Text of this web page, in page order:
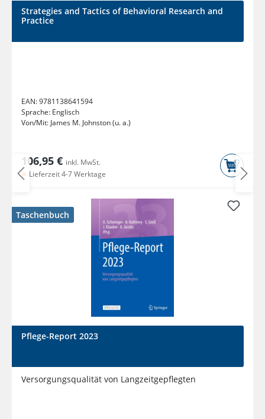
Strategies and Tactics of Behavioral Research and
Practice
EAN:9781138641594
Sprache: Englisch
Von/Mit: James M. Johnston (u. a.)
106,95 € inkl. MwSt.
Lieferzeit 4-7 Werktage
Taschenbuch
Pflege-Report 2023
Versorgungsqualität von Langzeitgepflegten